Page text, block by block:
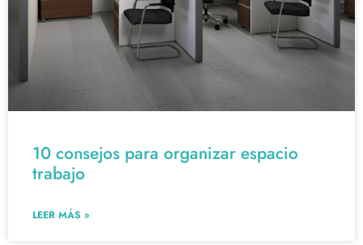
10 consejos para organizar espacio
trabajo
LEER MÁS »